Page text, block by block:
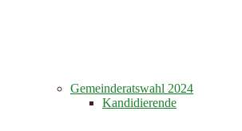
Gemeinderatswahl 2024
Kandidierende